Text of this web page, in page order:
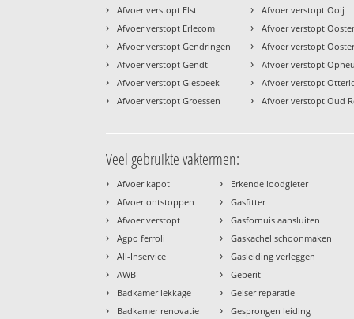
› Afvoer verstopt Elst
› Afvoer verstopt Erlecom
› Afvoer verstopt Gendringen
› Afvoer verstopt Gendt
› Afvoer verstopt Giesbeek
› Afvoer verstopt Groessen
› Afvoer verstopt Ooij
› Afvoer verstopt
› Afvoer verstopt
› Afvoer verstopt
› Afvoer verstopt
› Afvoer verstopt Oud
Veel gebruikte vaktermen:
› Afvoer kapot
› Afvoer ontstoppen
› Afvoer verstopt
› Agpo ferroli
› All-Inservice
› AWB
› Badkamer lekkage
› Badkamer renovatie
› Erkende loodgieter
› Gasfitter
› Gasfornuis aansluiten
› Gaskachel schoonmaken
› Gasleiding verleggen
› Geberit
› Geiser reparatie
› Gesprongen leiding